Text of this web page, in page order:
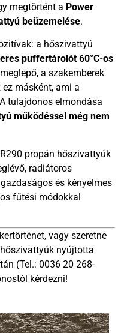
megtörtént a Power
beüzemelése.
a hőszivattyú
puffertárolót 60°C-os
a szakemberek
másként, ami a
tulajdonos elmondása
működéssel még nem
propán hőszivattyúk
radiátoros
és kényelmes
fűtési módokkal
vagy szeretne
nyújtotta
(Tel.: 0036 20 268-
kérdezni!